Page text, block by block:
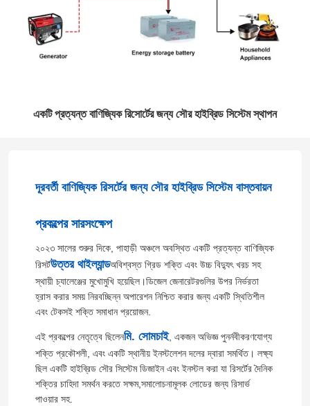
একটি প্রত্যন্ত বাণিজ্যিক রিসোর্টের জন্য সৌর হাইব্রিড সিস্টেম স্থাপন
দূরবর্তী বাণিজ্যিক রিসর্টের জন্য সৌর হাইব্রিড সিস্টেম বাস্তবায়ন
প্রকল্পের সারসংক্ষেপ
২০২৩ সালের শুরুর দিকে, পাহাড়ী অঞ্চলে অবস্থিত একটি প্রত্যন্ত বাণিজ্যিক
রিসর্টউত্তর থাইল্যান্ডঅবিশ্বস্ত গ্রিড শক্তি এবং উচ্চ বিদ্যুৎ খরচ সহ
স্থায়ী চ্যালেঞ্জের মুখোমুখি হয়েছিল।ডিজেল জেনারেটরগুলির উপর নির্ভরতা
হ্রাস করার সময় নিরবচ্ছিন্ন অপারেশন নিশ্চিত করার জন্য একটি স্থিতিশীল
এবং টেকসই শক্তি সমাধান প্রয়োজন.
এই প্রকল্পের নেতৃত্বে ছিলেনমি. সোমচাই, একজন অভিজ্ঞ পুনর্নবীকরণযোগ্য
শক্তি প্রকৌশলী, এবং একটি স্থানীয় ইনস্টলেশন দলের দ্বারা সমর্থিত। লক্ষ্য
ছিল একটি হাইব্রিড সৌর সিস্টেম ডিজাইন এবং ইনস্টল করা যা রিসর্টের দৈনিক
শক্তির চাহিদা সমর্থন করতে সক্ষম,সমালোচনামূলক লোডের জন্য রিসার্ভ
পাওয়ার সহ.